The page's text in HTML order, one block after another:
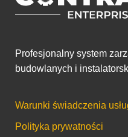
Profesjonalny system
budowlanych i
Warunki świadczenia
Polityka prywatności